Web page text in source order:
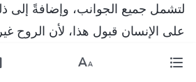
لتشمل جميع الجوانب، وإضافةً
على الإنسان قبول هذا، لأن الروح
الإنسان وجهًا لوجه. وفي ضوء هذه